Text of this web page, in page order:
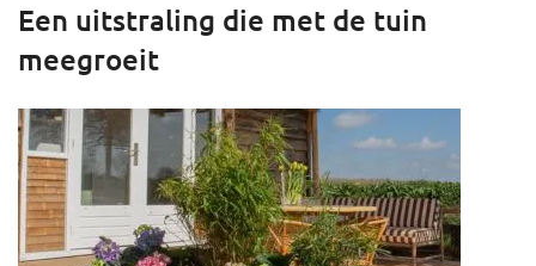
Een uitstraling die met de tuin
meegroeit